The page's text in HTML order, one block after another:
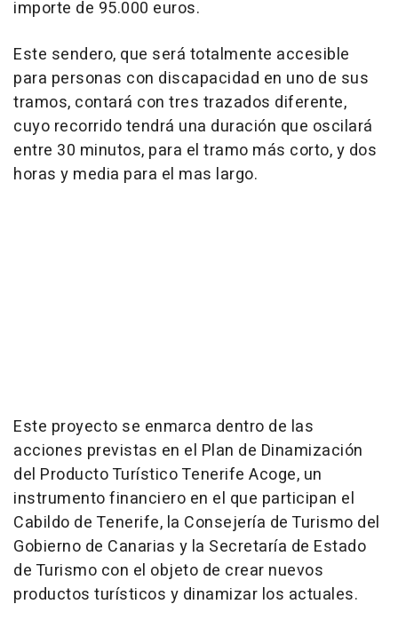
importe de 95.000 euros.
Este sendero, que será totalmente accesible
para personas con discapacidad en uno de sus
tramos, contará con tres trazados diferente,
cuyo recorrido tendrá una duración que oscilará
entre 30 minutos, para el tramo más corto, y dos
horas y media para el mas largo.
Este proyecto se enmarca dentro de las
acciones previstas en el Plan de Dinamización
del Producto Turístico Tenerife Acoge, un
instrumento financiero en el que participan el
Cabildo de Tenerife, la Consejería de Turismo del
Gobierno de Canarias y la Secretaría de Estado
de Turismo con el objeto de crear nuevos
productos turísticos y dinamizar los actuales.